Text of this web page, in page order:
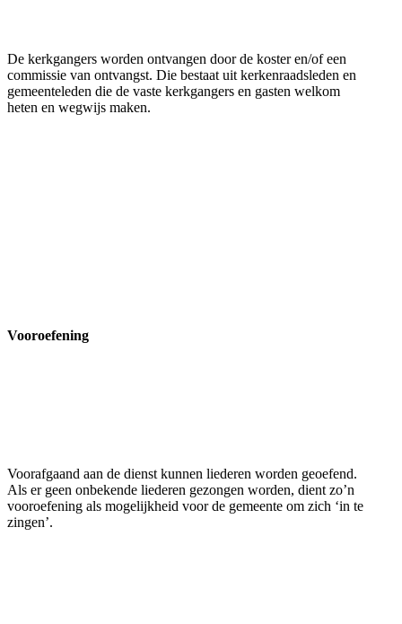
De kerkgangers worden ontvangen door de koster en/of een
commissie van ontvangst. Die bestaat uit kerkenraadsleden en
gemeenteleden die de vaste kerkgangers en gasten welkom
heten en wegwijs maken.
Vooroefening
Voorafgaand aan de dienst kunnen liederen worden geoefend.
Als er geen onbekende liederen gezongen worden, dient zo’n
vooroefening als mogelijkheid voor de gemeente om zich ‘in te
zingen’.